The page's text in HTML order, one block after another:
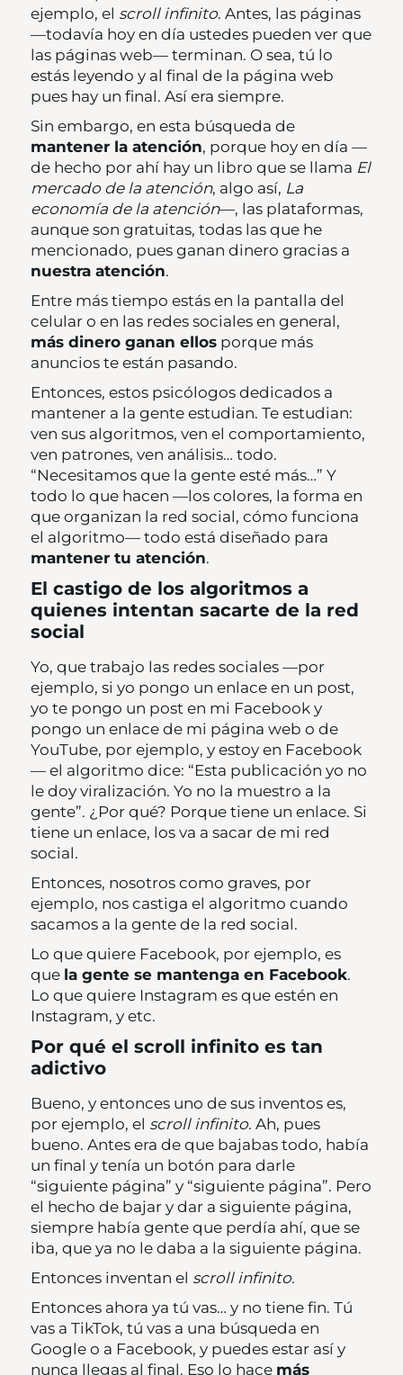
ejemplo, el scroll infinito. Antes, las páginas
—todavía hoy en día ustedes pueden ver que
las páginas web— terminan. O sea, tú lo
estás leyendo y al final de la página web
pues hay un final. Así era siempre.
Sin embargo, en esta búsqueda de
mantener la atención, porque hoy en día —
de hecho por ahí hay un libro que se llama El
mercado de la atención, algo así, La
economía de la atención—, las plataformas,
aunque son gratuitas, todas las que he
mencionado, pues ganan dinero gracias a
nuestra atención.
Entre más tiempo estás en la pantalla del
celular o en las redes sociales en general,
más dinero ganan ellosporque más
anuncios te están pasando.
Entonces, estos psicólogos dedicados a
mantener a la gente estudian. Te estudian:
ven sus algoritmos, ven el comportamiento,
ven patrones, ven análisis… todo.
“Necesitamos que la gente esté más…” Y
todo lo que hacen —los colores, la forma en
que organizan la red social, cómo funciona
el algoritmo— todo está diseñado para
mantener tu atención.
El castigo de los algoritmos a
quienes intentan sacarte de la red
social
Yo, que trabajo las redes sociales —por
ejemplo, si yo pongo un enlace en un post,
yo te pongo un post en mi Facebook y
pongo un enlace de mi página web o de
YouTube, por ejemplo, y estoy en Facebook
— el algoritmo dice: “Esta publicación yo no
le doy viralización. Yo no la muestro a la
gente”. ¿Por qué? Porque tiene un enlace. Si
tiene un enlace, los va a sacar de mi red
social.
Entonces, nosotros como graves, por
ejemplo, nos castiga el algoritmo cuando
sacamos a la gente de la red social.
Lo que quiere Facebook, por ejemplo, es
que la gente se mantenga en Facebook.
Lo que quiere Instagram es que estén en
Instagram, y etc.
Por qué el scroll infinito es tan
adictivo
Bueno, y entonces uno de sus inventos es,
por ejemplo, el scroll infinito. Ah, pues
bueno. Antes era de que bajabas todo, había
un final y tenía un botón para darle
“siguiente página” y “siguiente página”. Pero
el hecho de bajar y dar a siguiente página,
siempre había gente que perdía ahí, que se
iba, que ya no le daba a la siguiente página.
Entonces inventan el scroll infinito.
Entonces ahora ya tú vas… y no tiene fin. Tú
vas a TikTok, tú vas a una búsqueda en
Google o a Facebook, y puedes estar así y
nunca llegas al final. Eso lo hace más